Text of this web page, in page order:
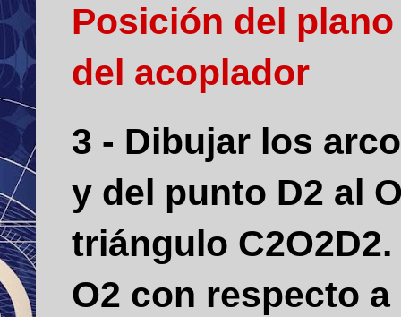
Posición del
del acoplador
3 - Dibujar los
y del punto D2 al
triángulo C2O2D2.
O2 con respecto